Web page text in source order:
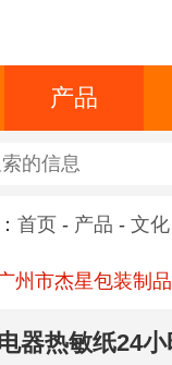
产品
首页 - 产品 - 文
州市杰星包装制
器热敏纸24